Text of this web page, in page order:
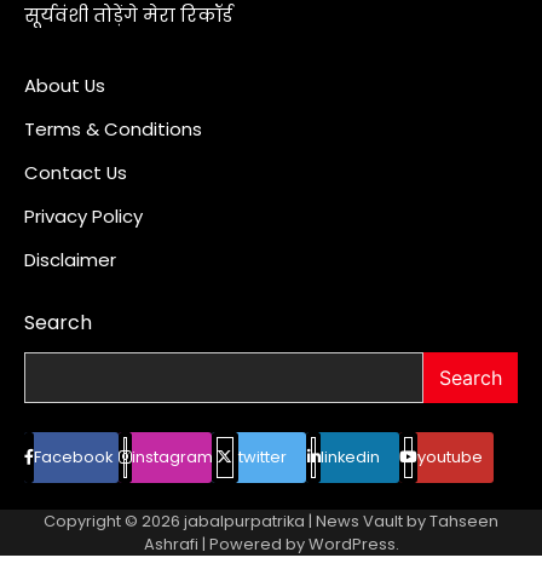
सूर्यवंशी तोड़ेंगे मेरा रिकॉर्ड
About Us
Terms & Conditions
Contact Us
Privacy Policy
Disclaimer
Search
Search
Facebook instagram twitter linkedin youtube
Copyright © 2026 jabalpurpatrika | News Vault byTahseen
Ashrafi | Powered byWordPress.